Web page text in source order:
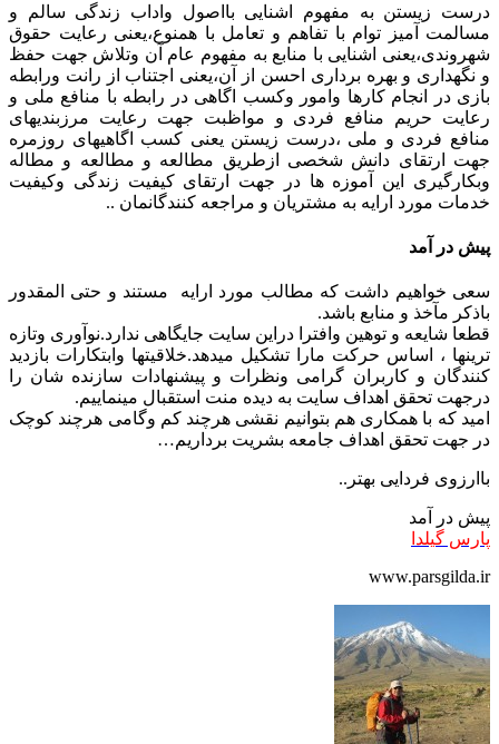
درست زیستن به مفهوم اشنایی بااصول واداب زندگی سالم و
مسالمت آمیز توام با تفاهم و تعامل با همنوع،یعنی رعایت حقوق
شهروندی،یعنی اشنایی با منابع به مفهوم عام آن وتلاش جهت حفظ
و نگهداری و بهره برداری احسن از آن،یعنی اجتناب از رانت ورابطه
بازی در انجام کارها وامور وکسب اگاهی در رابطه با منافع ملی و
رعایت حریم منافع فردی و مواظبت جهت رعایت مرزبندیهای
منافع فردی و ملی ،درست زیستن یعنی کسب اگاهیهای روزمره
جهت ارتقای دانش شخصی ازطریق مطالعه و مطالعه و مطاله
وبکارگیری این آموزه ها در جهت ارتقای کیفیت زندگی وکیفیت
خدمات مورد ارایه به مشتریان و مراجعه کنندگانمان ..
پیش در آمد
سعی خواهیم داشت که مطالب مورد ارایه مستند و حتی المقدور
باذکر مآخذ و منابع باشد.
قطعا شایعه و توهین وافترا دراین سایت جایگاهی ندارد.نوآوری وتازه
ترینها ، اساس حرکت مارا تشکیل میدهد.خلاقیتها وابتکارات بازدید
کنندگان و کاربران گرامی ونظرات و پیشنهادات سازنده شان را
درجهت تحقق اهداف سایت به دیده منت استقبال مینماییم.
امید که با همکاری هم بتوانیم نقشی هرچند کم وگامی هرچند کوچک
در جهت تحقق اهداف جامعه بشریت برداریم…
باارزوی فردایی بهتر..
پیش در آمد
پارس گیلدا
www.parsgilda.ir